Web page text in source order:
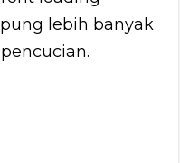
lebih banyak